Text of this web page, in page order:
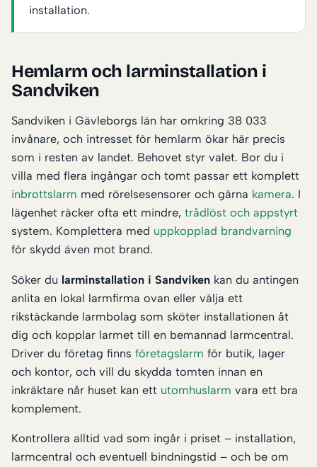
installation.
Hemlarm och larminstallation i
Sandviken
Sandviken i Gävleborgs län har omkring 38 033
invånare, och intresset för hemlarm ökar här precis
som i resten av landet. Behovet styr valet. Bor du i
villa med flera ingångar och tomt passar ett komplett
inbrottslarm med rörelsesensorer och gärna kamera. I
lägenhet räcker ofta ett mindre, trådlöst och appstyrt
system. Komplettera med uppkopplad brandvarning
för skydd även mot brand.
Söker du larminstallation i Sandviken kan du antingen
anlita en lokal larmfirma ovan eller välja ett
rikstäckande larmbolag som sköter installationen åt
dig och kopplar larmet till en bemannad larmcentral.
Driver du företag finns företagslarm för butik, lager
och kontor, och vill du skydda tomten innan en
inkräktare når huset kan ett utomhuslarm vara ett bra
komplement.
Kontrollera alltid vad som ingår i priset – installation,
larmcentral och eventuell bindningstid – och be om